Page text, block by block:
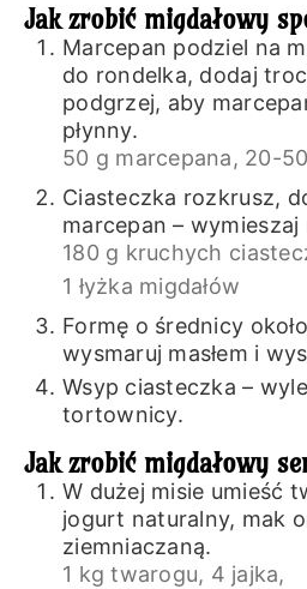
Jak zrobić migdałowy
Marcepan podziel na
do rondelka, dodaj
podgrzej, aby
płynny.
50 g marcepana, 20-
Ciasteczka rozkrusz,
marcepan – wymieszaj
180 g kruchych
1 łyżka migdałów
Formę o średnicy
wysmaruj masłem i
Wsyp ciasteczka –
tortownicy.
Jak zrobić migdałowy
W dużej misie umieść
jogurt naturalny, mak
ziemniaczaną.
1 kg twarogu, 4 jajka,